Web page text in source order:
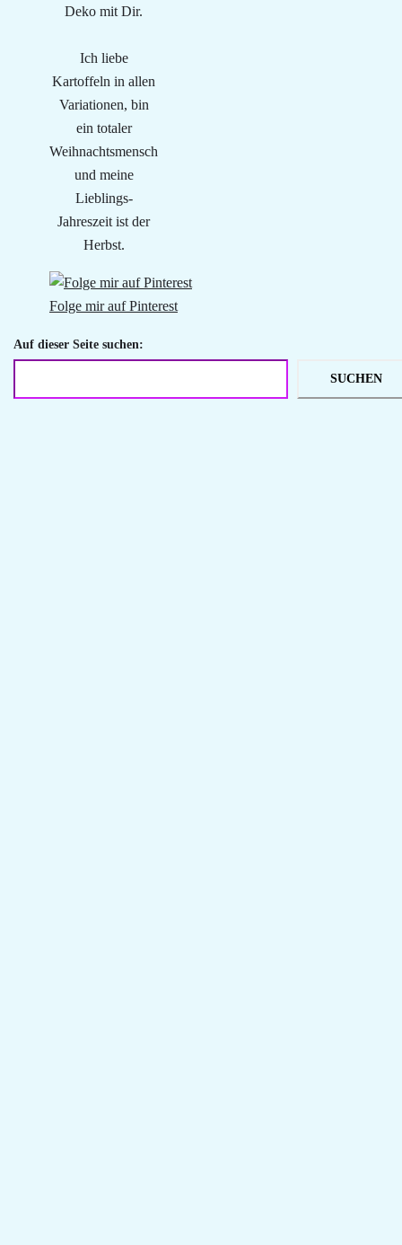
Deko mit Dir.
Ich liebe
Kartoffeln in allen
Variationen, bin
ein totaler
Weihnachtsmensch
und meine
Lieblings-
Jahreszeit ist der
Herbst.
Folge mir auf Pinterest
Auf dieser Seite suchen:
SUCHEN